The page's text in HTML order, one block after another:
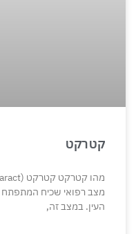
קטרקט
מצב רפואי שכיח
העין. במצב זה,